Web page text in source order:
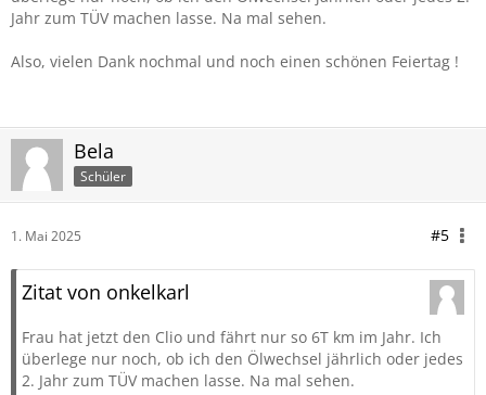
Jahr zum TÜV machen lasse. Na mal sehen.
Also, vielen Dank nochmal und noch einen schönen Feiertag !
Bela
Schüler
1. Mai 2025 #5
Zitat von onkelkarl
Frau hat jetzt den Clio und fährt nur so 6T km im Jahr. Ich
überlege nur noch, ob ich den Ölwechsel jährlich oder jedes
2. Jahr zum TÜV machen lasse. Na mal sehen.